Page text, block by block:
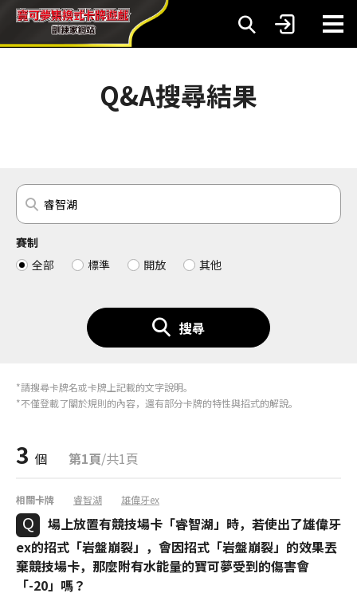
Q&A搜尋結果
賽制
全部
標準 開放 其他
搜尋
*請搜尋卡牌名或卡牌上記載的文字說明。
*不僅登載了關於規則的內容，還有部分卡牌的特性與招式的解說。
3 個 第1頁/共1頁
相關卡牌 睿智湖 雄偉牙ex
場上放置有競技場卡「睿智湖」時，若使出了雄偉牙
ex的招式「岩盤崩裂」，會因招式「岩盤崩裂」的效果丟
棄競技場卡，那麼附有水能量的寶可夢受到的傷害會
「-20」嗎？